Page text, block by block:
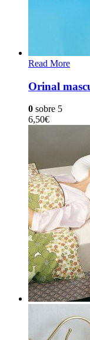
Read More
Orinal
0 sobre 5
6,50€